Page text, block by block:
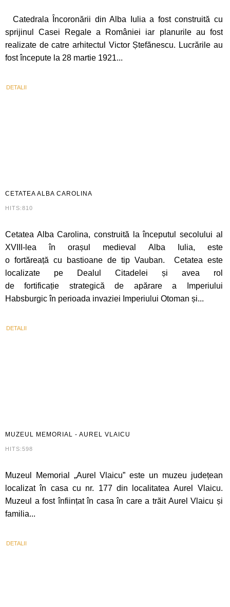
Catedrala Încoronării din Alba Iulia a fost construită cu
sprijinul Casei Regale a României iar planurile au fost
realizate de catre arhitectul Victor Ștefănescu. Lucrările au
fost începute la 28 martie 1921...
DETALII
CETATEA ALBA CAROLINA
HITS:810
Cetatea Alba Carolina, construită la începutul secolului al
XVIII-lea în orașul medieval Alba Iulia, este
o fortăreață cu bastioane de tip Vauban. Cetatea este
localizate pe Dealul Citadelei și avea rol
de fortificație strategică de apărare a Imperiului
Habsburgic în perioada invaziei Imperiului Otoman și...
DETALII
MUZEUL MEMORIAL - AUREL VLAICU
HITS:598
Muzeul Memorial „Aurel Vlaicu” este un muzeu județean
localizat în casa cu nr. 177 din localitatea Aurel Vlaicu.
Muzeul a fost înființat în casa în care a trăit Aurel Vlaicu și
familia...
DETALII